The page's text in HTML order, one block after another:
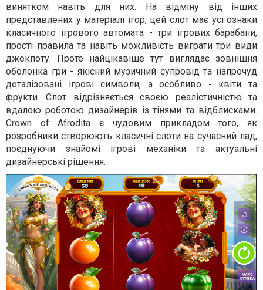
винятком навіть для них. На відміну від інших
представлених у матеріалі ігор, цей слот має усі ознаки
класичного ігрового автомата - три ігрових барабани,
прості правила та навіть можливість виграти три види
джекпоту. Проте найцікавіше тут виглядає зовнішня
оболонка гри - якісний музичний супровід та напрочуд
деталізовані ігрові символи, а особливо - квіти та
фрукти. Слот відрізняється своєю реалістичністю та
вдалою роботою дизайнерів із тінями та відблисками.
Crown of Afrodita є чудовим прикладом того, як
розробники створюють класичні слоти на сучасний лад,
поєднуючи знайомі ігрові механіки та актуальні
дизайнерські рішення.